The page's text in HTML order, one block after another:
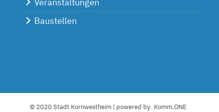
Veranstaltungen
Baustellen
© 2020 Stadt Kornwestheim | powered by Komm.ONE